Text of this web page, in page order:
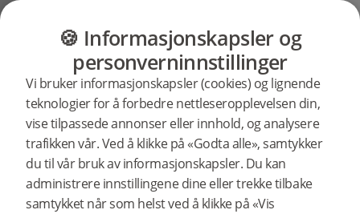
GULV MØBLER PRODUKTER
🍪 Informasjonskapsler og
personverninnstillinger
Vi bruker informasjonskapsler (cookies) og lignende
teknologier for å forbedre nettleseropplevelsen din,
vise tilpassede annonser eller innhold, og analysere
trafikken vår. Ved å klikke på «Godta alle», samtykker
du til vår bruk av informasjonskapsler. Du kan
administrere innstillingene dine eller trekke tilbake
samtykket når som helst ved å klikke på «Vis
Søkestøtte
etter
spesifikke
produkter
20613 Overgangslist Natural Eik 2400 mm
Brukerstøtte Produktstøtte Gulvlister
Overgangslist Natural Eik 2400 mm
støtte
Technical Data Sheet Reducer